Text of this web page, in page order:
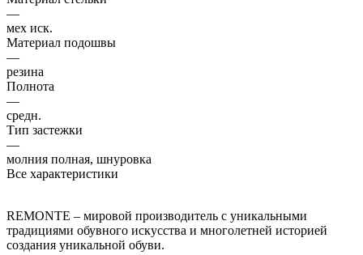
—
мех иск.
Материал подошвы
—
резина
Полнота
—
средн.
Тип застежки
—
молния полная, шнуровка
Все характеристики
REMONTE – мировой производитель с уникальными
традициями обувного искусства и многолетней историей
создания уникальной обуви.